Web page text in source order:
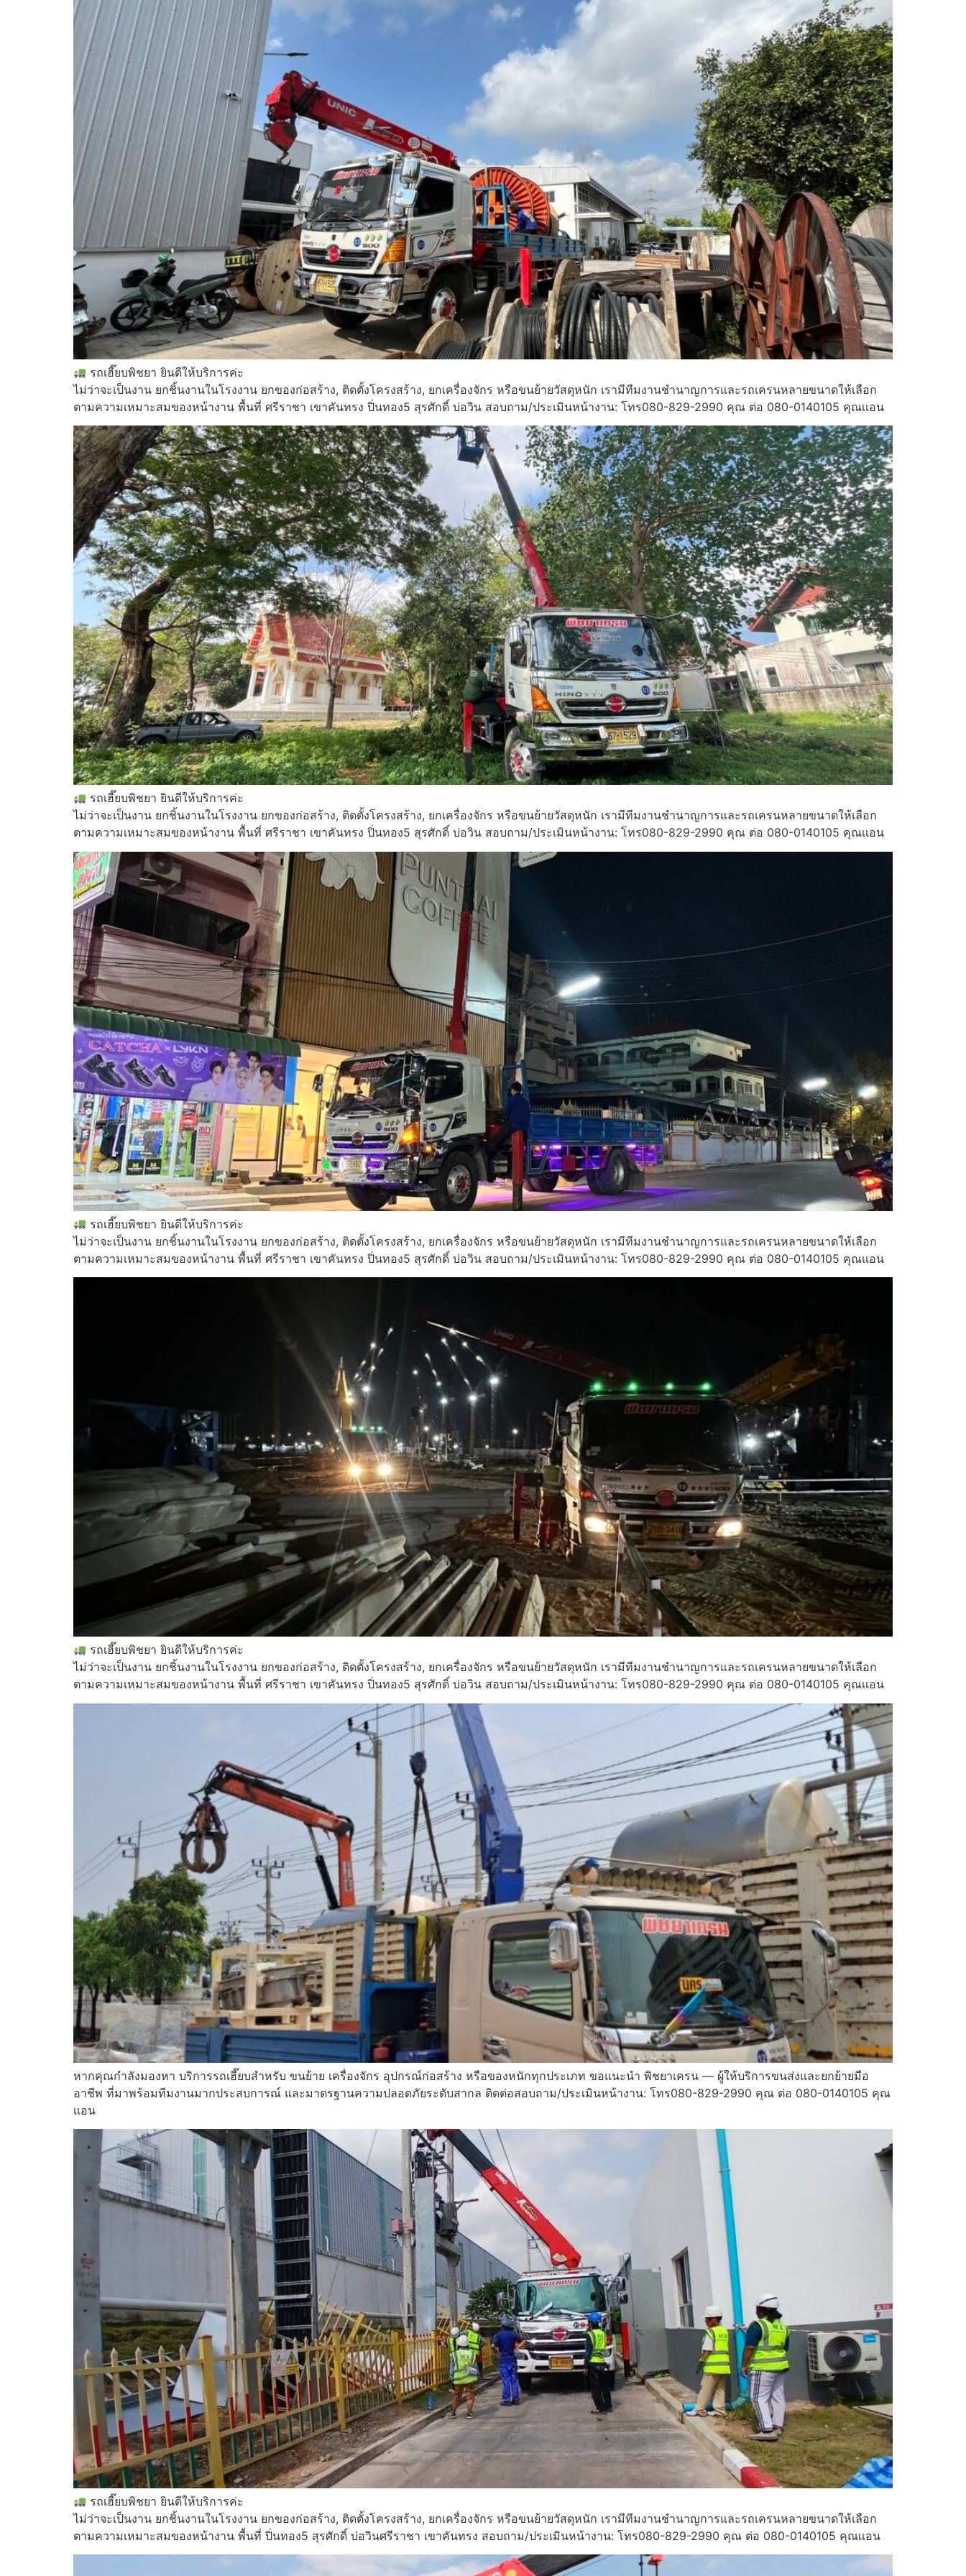
รถเฮี๊ยบพิชยา ยินดีให้บริการค่ะ
ไม่ว่าจะเป็นงาน ยกชิ้นงานในโรงงาน ยกของก่อสร้าง, ติดตั้งโครงสร้าง, ยกเครื่องจักร หรือขนย้ายวัสดุหนัก เรามีทีมงานชำนาญการและรถเครนหลายขนาดให้เลือก
ตามความเหมาะสมของหน้างาน พื้นที่ ศรีราชา เขาคันทรง ปิ่นทอง5 สุรศักดิ์ บ่อวิน สอบถาม/ประเมินหน้างาน: โทร080-829-2990 คุณ ต่อ 080-0140105 คุณเเอน
รถเฮี๊ยบพิชยา ยินดีให้บริการค่ะ
ไม่ว่าจะเป็นงาน ยกชิ้นงานในโรงงาน ยกของก่อสร้าง, ติดตั้งโครงสร้าง, ยกเครื่องจักร หรือขนย้ายวัสดุหนัก เรามีทีมงานชำนาญการและรถเครนหลายขนาดให้เลือก
ตามความเหมาะสมของหน้างาน พื้นที่ ศรีราชา เขาคันทรง ปิ่นทอง5 สุรศักดิ์ บ่อวิน สอบถาม/ประเมินหน้างาน: โทร080-829-2990 คุณ ต่อ 080-0140105 คุณเเอน
รถเฮี๊ยบพิชยา ยินดีให้บริการค่ะ
ไม่ว่าจะเป็นงาน ยกชิ้นงานในโรงงาน ยกของก่อสร้าง, ติดตั้งโครงสร้าง, ยกเครื่องจักร หรือขนย้ายวัสดุหนัก เรามีทีมงานชำนาญการและรถเครนหลายขนาดให้เลือก
ตามความเหมาะสมของหน้างาน พื้นที่ ศรีราชา เขาคันทรง ปิ่นทอง5 สุรศักดิ์ บ่อวิน สอบถาม/ประเมินหน้างาน: โทร080-829-2990 คุณ ต่อ 080-0140105 คุณเเอน
รถเฮี๊ยบพิชยา ยินดีให้บริการค่ะ
ไม่ว่าจะเป็นงาน ยกชิ้นงานในโรงงาน ยกของก่อสร้าง, ติดตั้งโครงสร้าง, ยกเครื่องจักร หรือขนย้ายวัสดุหนัก เรามีทีมงานชำนาญการและรถเครนหลายขนาดให้เลือก
ตามความเหมาะสมของหน้างาน พื้นที่ ศรีราชา เขาคันทรง ปิ่นทอง5 สุรศักดิ์ บ่อวิน สอบถาม/ประเมินหน้างาน: โทร080-829-2990 คุณ ต่อ 080-0140105 คุณเเอน
หากคุณกำลังมองหา บริการรถเฮี๊ยบสำหรับ ขนย้าย เครื่องจักร อุปกรณ์ก่อสร้าง หรือของหนักทุกประเภท ขอแนะนำ พิชยาเครน — ผู้ให้บริการขนส่งและยกย้ายมือ
อาชีพ ที่มาพร้อมทีมงานมากประสบการณ์ และมาตรฐานความปลอดภัยระดับสากล ติดต่อสอบถาม/ประเมินหน้างาน: โทร080-829-2990 คุณ ต่อ 080-0140105 คุณ
เเอน
รถเฮี๊ยบพิชยา ยินดีให้บริการค่ะ
ไม่ว่าจะเป็นงาน ยกชิ้นงานในโรงงาน ยกของก่อสร้าง, ติดตั้งโครงสร้าง, ยกเครื่องจักร หรือขนย้ายวัสดุหนัก เรามีทีมงานชำนาญการและรถเครนหลายขนาดให้เลือก
ตามความเหมาะสมของหน้างาน พื้นที่ ปิ่นทอง5 สุรศักดิ์ บ่อวินศรีราชา เขาคันทรง สอบถาม/ประเมินหน้างาน: โทร080-829-2990 คุณ ต่อ 080-0140105 คุณเเอน